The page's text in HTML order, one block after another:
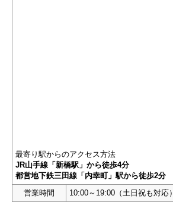
最寄り駅からのアクセス方法
JR山手線「新橋駅」から徒歩4分
都営地下鉄三田線「内幸町」駅から徒歩2分
営業時間
10:00～19:00（土日祝も対応）